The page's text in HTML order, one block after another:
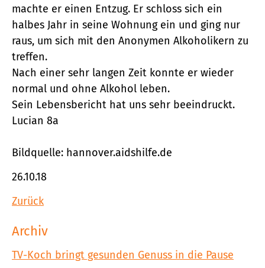
machte er einen Entzug. Er schloss sich ein
halbes Jahr in seine Wohnung ein und ging nur
raus, um sich mit den Anonymen Alkoholikern zu
treffen.
Nach einer sehr langen Zeit konnte er wieder
normal und ohne Alkohol leben.
Sein Lebensbericht hat uns sehr beeindruckt.
Lucian 8a
Bildquelle: hannover.aidshilfe.de
26.10.18
Zurück
Archiv
TV-Koch bringt gesunden Genuss in die Pause